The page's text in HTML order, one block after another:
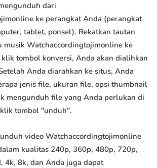
dari
ke perangkat Anda (perangkat
tablet, ponsel). Rekatkan tautan
musik Watchaccordingtojimonline ke
tombol konversi, Anda akan dialihkan
Anda diarahkan ke situs, Anda
jenis file, ukuran file, opsi thumbnail
mengunduh file yang Anda perlukan di
tombol "unduh".
video Watchaccordingtojimonline
kualitas 240p, 360p, 480p, 720p,
4k, 8k, dan Anda juga dapat